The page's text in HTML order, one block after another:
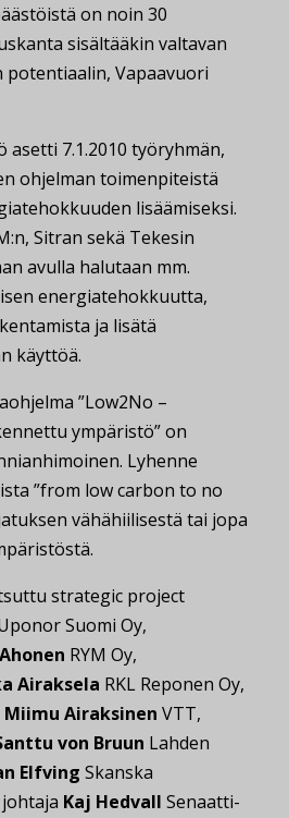
on noin 30
sisältääkin valtavan
potentiaalin, Vapaavuori
7.1.2010 työryhmän,
ohjelman toimenpiteistä
lisäämiseksi.
Sitran sekä Tekesin
avulla halutaan mm.
energiatehokkuutta,
ja lisätä
käyttöä.
”Low2No –
ympäristö” on
Lyhenne
”from low carbon to no
vähähiilisestä tai jopa
strategic project
Suomi Oy,
RYM Oy,
Airaksela RKL Reponen Oy,
Miimu Airaksinen VTT,
von Bruun Lahden
Elfving Skanska
Kaj Hedvall Senaatti-